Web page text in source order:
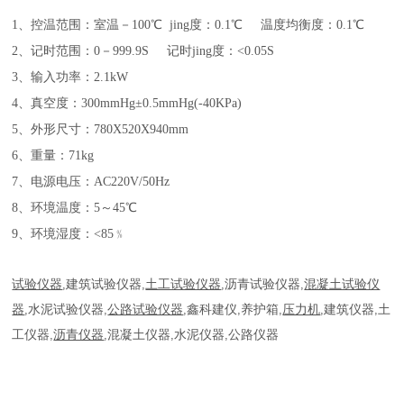
1、控温范围：室温－100℃ jing度：0.1℃ 温度均衡度：0.1℃
2、记时范围：0－999.9S 记时jing度：<0.05S
3、输入功率：2.1kW
4、真空度：300mmHg±0.5mmHg(-40KPa)
5、外形尺寸：780X520X940mm
6、重量：71kg
7、电源电压：AC220V/50Hz
8、环境温度：5～45℃
9、环境湿度：<85﹪
试验仪器,建筑试验仪器,土工试验仪器,沥青试验仪器,混凝土试验仪
器,水泥试验仪器,公路试验仪器,鑫科建仪,养护箱,压力机,建筑仪器,土
工仪器,沥青仪器,混凝土仪器,水泥仪器,公路仪器